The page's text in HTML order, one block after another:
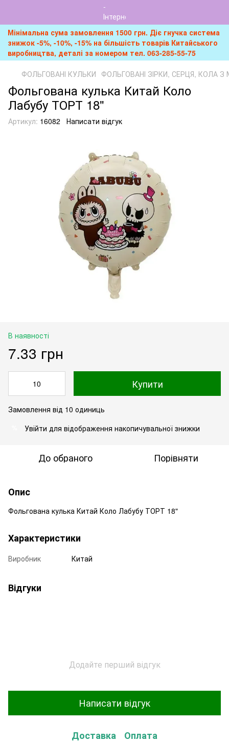
Мінімальна сума замовлення 1500 грн. Діє гнучка система
знижок -5%, -10%, -15% на більшість товарів Китайського
виробництва, деталі за номером тел. 063-285-55-75
ФОЛЬГОВАНІ КУЛЬКИ ФОЛЬГОВАНІ ЗІРКИ, СЕРЦЯ, КОЛА
Фольгована кулька Китай Коло
Лабубу ТОРТ 18"
Артикул: 16082 Написати відгук
В наявності
7.33 грн
Купити
Замовлення від 10 одиниць
Увійти для відображення накопичувальної знижки
До обраного Порівняти
Опис
Фольгована кулька Китай Коло Лабубу ТОРТ 18"
Характеристики
Виробник Китай
Відгуки
Додайте перший відгук
Написати відгук
Доставка Оплата